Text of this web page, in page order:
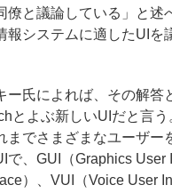
僚と議論している」と述
報システムに適したUIを
氏によれば、その解答
とよぶ新しいUIだと言
までさまざまなユーザー
で、GUI（Graphics User
）、VUI（Voice User